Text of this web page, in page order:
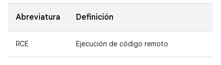
Abreviatura Definición
RCE Ejecución de código remoto